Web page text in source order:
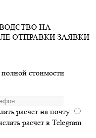
НА
ОТПРАВКИ ЗАЯВКИ
стоимости
расчет на почту
расчет в Telegram